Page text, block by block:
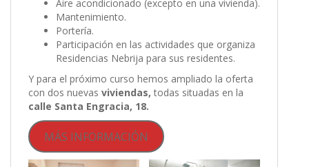
Aire acondicionado (excepto en una vivienda).
Mantenimiento.
Portería.
Participación en las actividades que organiza
Residencias Nebrija para sus residentes.
Y para el próximo curso hemos ampliado la oferta
con dos nuevas viviendas, todas situadas en la
calle Santa Engracia, 18.
MÁS INFORMACIÓN